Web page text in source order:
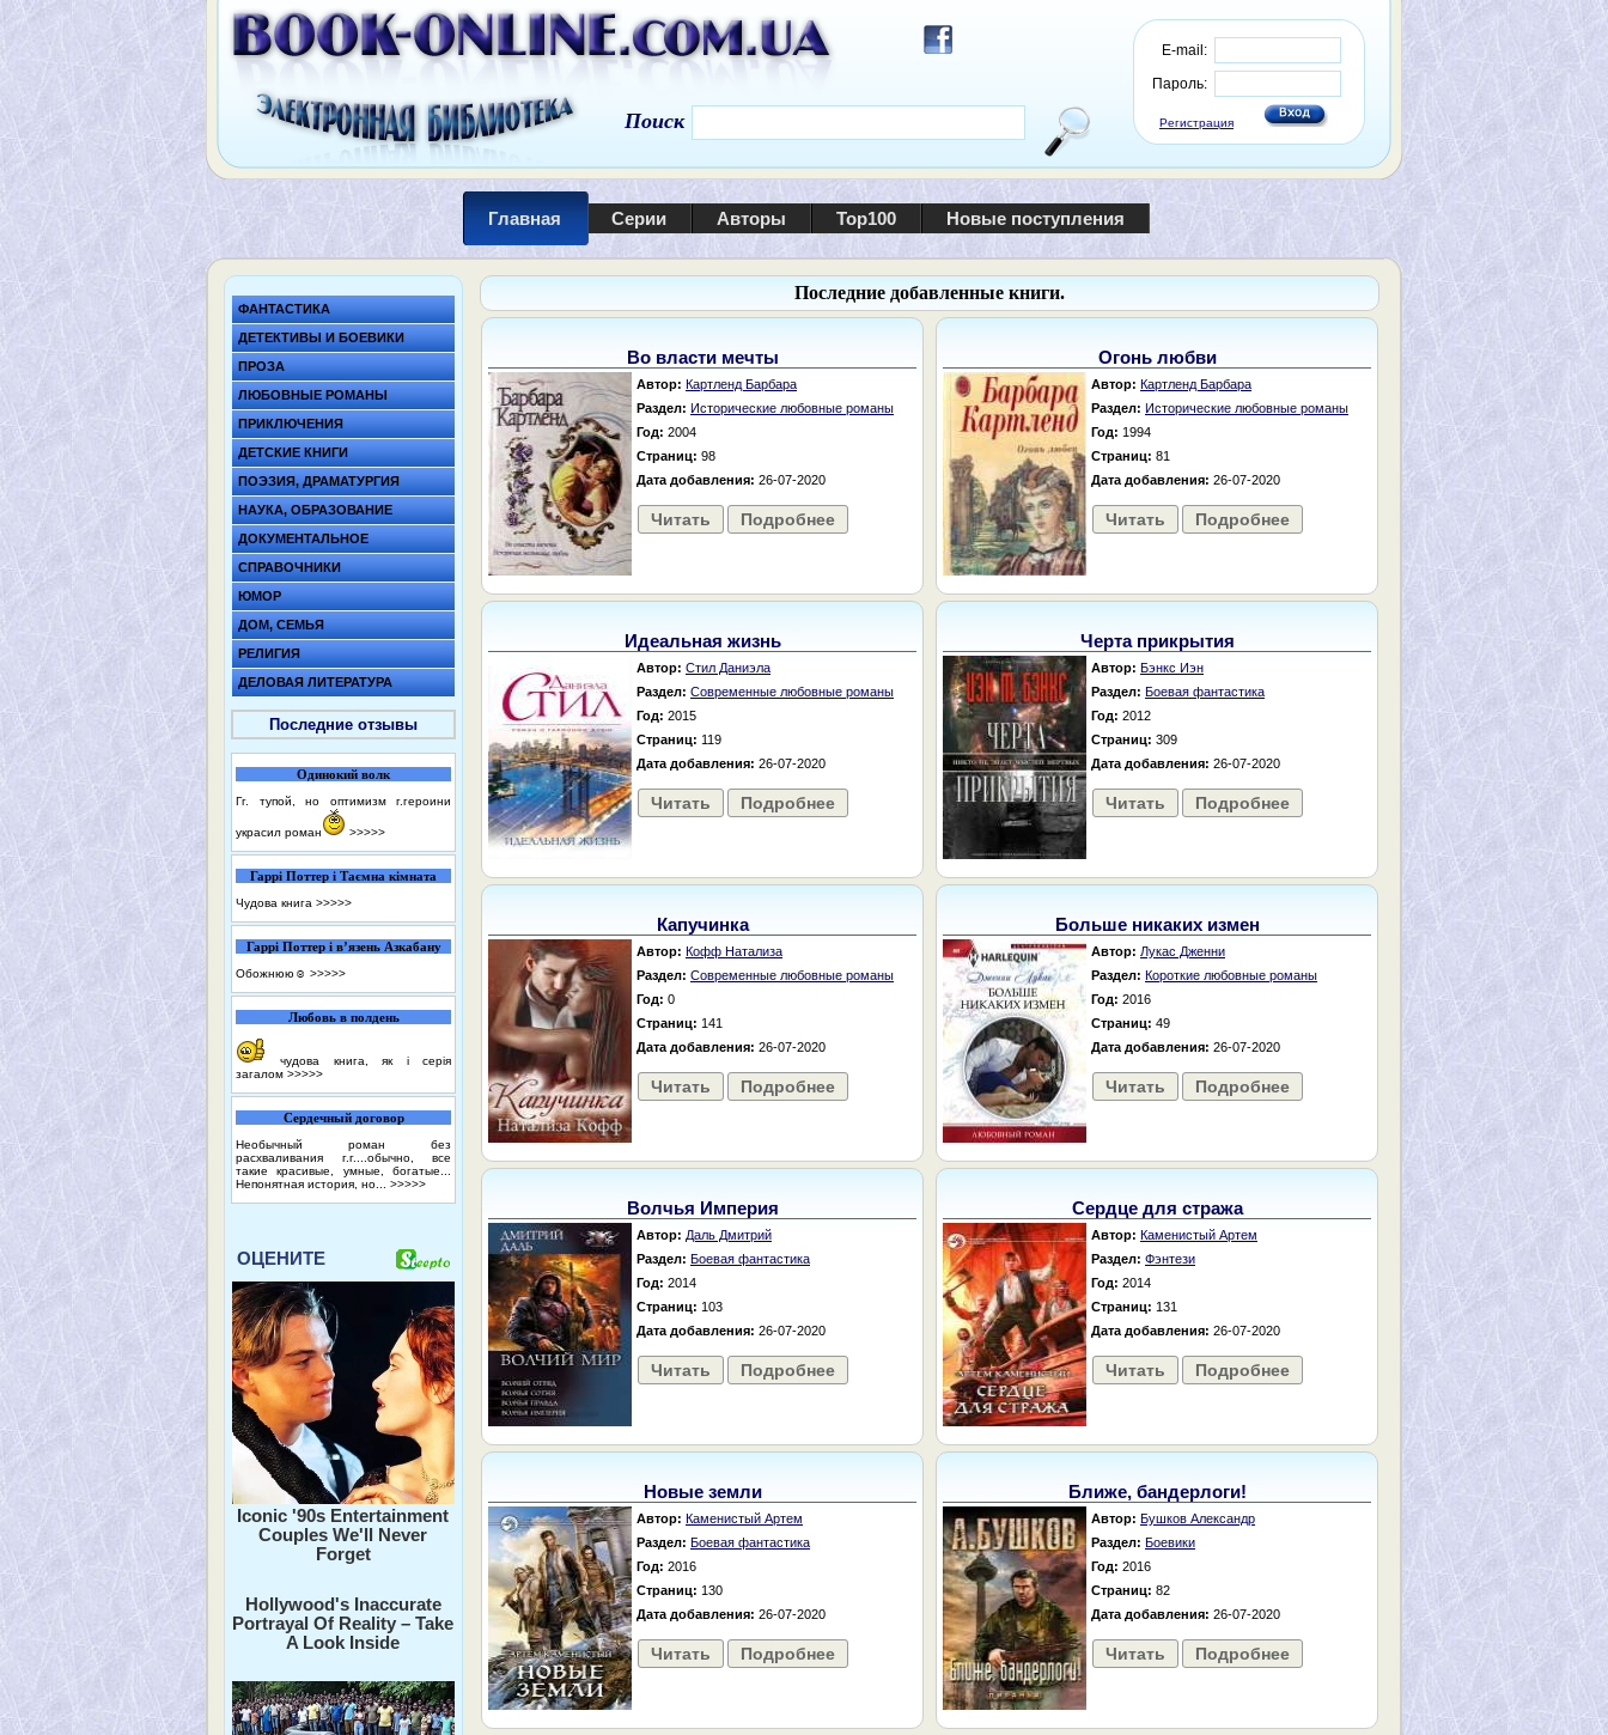
E-mail:
Пароль:
Регистрация
Поиск
Главная Серии Авторы Top100 Новые поступления
ФАНТАСТИКА
ДЕТЕКТИВЫ И БОЕВИКИ
ПРОЗА
ЛЮБОВНЫЕ РОМАНЫ
ПРИКЛЮЧЕНИЯ
ДЕТСКИЕ КНИГИ
ПОЭЗИЯ, ДРАМАТУРГИЯ
НАУКА, ОБРАЗОВАНИЕ
ДОКУМЕНТАЛЬНОЕ
СПРАВОЧНИКИ
ЮМОР
ДОМ, СЕМЬЯ
РЕЛИГИЯ
ДЕЛОВАЯ ЛИТЕРАТУРА
Последние отзывы
Одинокий волк
Гг. тупой, но оптимизм г.героини
украсил роман >>>>>
Гаррі Поттер і Таємна кімната
Чудова книга >>>>>
Гаррі Поттер і в’язень Азкабану
Обожнюю☺️ >>>>>
Любовь в полдень
чудова книга, як і серія
загалом >>>>>
Сердечный договор
Необычный роман без
расхваливания г.г....обычно, все
такие красивые, умные, богатые...
Непонятная история, но... >>>>>
ОЦЕНИТЕ
Iconic '90s Entertainment
Couples We'll Never
Forget
Hollywood's Inaccurate
Portrayal Of Reality – Take
A Look Inside
Последние добавленные книги.
Во власти мечты
Автор: Картленд Барбара
Раздел: Исторические любовные романы
Год: 2004
Страниц: 98
Дата добавления: 26-07-2020
Читать Подробнее
Огонь любви
Автор: Картленд Барбара
Раздел: Исторические любовные романы
Год: 1994
Страниц: 81
Дата добавления: 26-07-2020
Читать Подробнее
Идеальная жизнь
Автор: Стил Даниэла
Раздел: Современные любовные романы
Год: 2015
Страниц: 119
Дата добавления: 26-07-2020
Читать Подробнее
Черта прикрытия
Автор: Бэнкс Иэн
Раздел: Боевая фантастика
Год: 2012
Страниц: 309
Дата добавления: 26-07-2020
Читать Подробнее
Капучинка
Автор: Кофф Натализа
Раздел: Современные любовные романы
Год: 0
Страниц: 141
Дата добавления: 26-07-2020
Читать Подробнее
Больше никаких измен
Автор: Лукас Дженни
Раздел: Короткие любовные романы
Год: 2016
Страниц: 49
Дата добавления: 26-07-2020
Читать Подробнее
Волчья Империя
Автор: Даль Дмитрий
Раздел: Боевая фантастика
Год: 2014
Страниц: 103
Дата добавления: 26-07-2020
Читать Подробнее
Сердце для стража
Автор: Каменистый Артем
Раздел: Фэнтези
Год: 2014
Страниц: 131
Дата добавления: 26-07-2020
Читать Подробнее
Новые земли
Автор: Каменистый Артем
Раздел: Боевая фантастика
Год: 2016
Страниц: 130
Дата добавления: 26-07-2020
Читать Подробнее
Ближе, бандерлоги!
Автор: Бушков Александр
Раздел: Боевики
Год: 2016
Страниц: 82
Дата добавления: 26-07-2020
Читать Подробнее